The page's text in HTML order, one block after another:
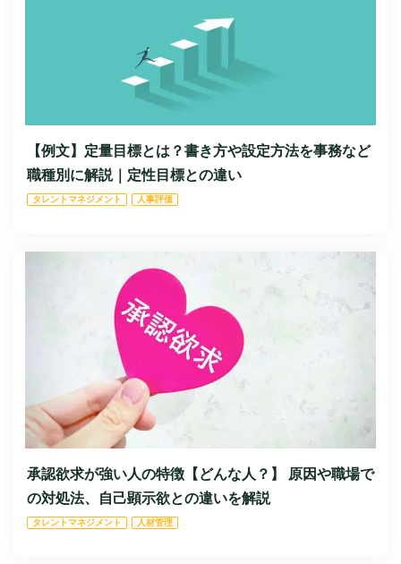
【例文】定量目標とは？書き方や設定方法を事務など
職種別に解説｜定性目標との違い
タレントマネジメント 人事評価
承認欲求が強い人の特徴【どんな人？】 原因や職場で
の対処法、自己顕示欲との違いを解説
タレントマネジメント 人材管理